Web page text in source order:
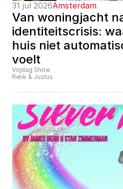
31 jul 2026Amsterdam
Van woningjacht
identiteitscrisis:
huis niet
voelt
Vrijdag Show
Renk & Justus